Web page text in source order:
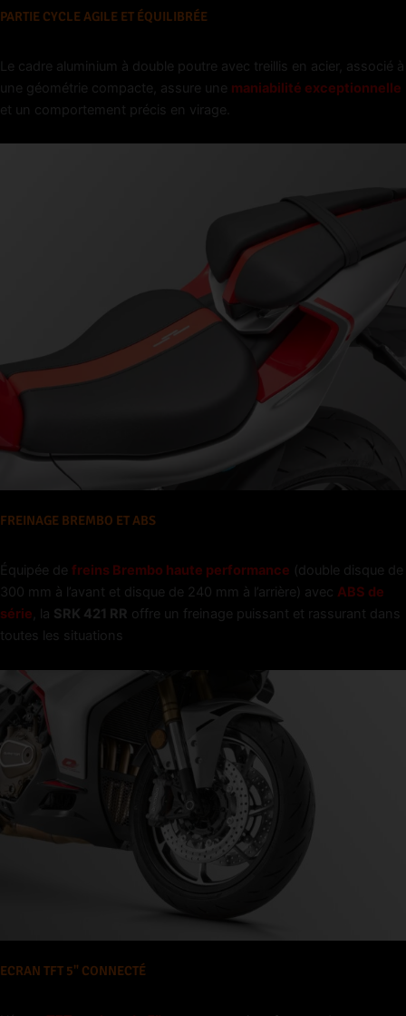
PARTIE CYCLE AGILE ET ÉQUILIBRÉE
Le cadre aluminium à double poutre avec treillis en acier, associé à
une géométrie compacte, assure une maniabilité exceptionnelle
et un comportement précis en virage.
FREINAGE BREMBO ET ABS
Équipée de freins Brembo haute performance (double disque de
300 mm à l’avant et disque de 240 mm à l’arrière) avec ABS de
série , la SRK 421 RR offre un freinage puissant et rassurant dans
toutes les situations
ECRAN TFT 5" CONNECTÉ